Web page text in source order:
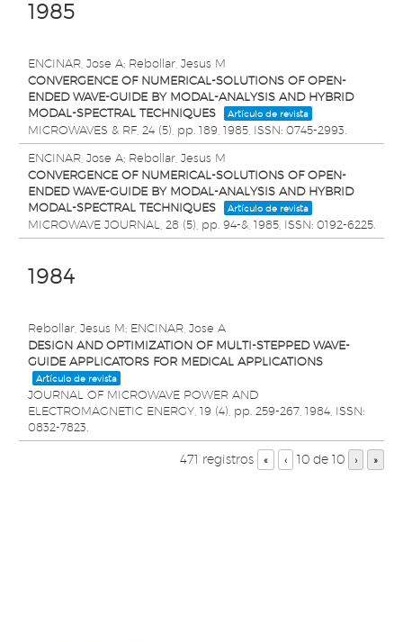
1985
ENCINAR, Jose A; Rebollar, Jesus M
CONVERGENCE OF NUMERICAL-SOLUTIONS OF OPEN-
ENDED WAVE-GUIDE BY MODAL-ANALYSIS AND HYBRID
MODAL-SPECTRAL TECHNIQUES
Artículo de revista
MICROWAVES & RF, 24 (5), pp. 189, 1985 ISSN: 0745-2993
ENCINAR, Jose A; Rebollar, Jesus M
CONVERGENCE OF NUMERICAL-SOLUTIONS OF OPEN-
ENDED WAVE-GUIDE BY MODAL-ANALYSIS AND HYBRID
MODAL-SPECTRAL TECHNIQUES
Artículo de revista
MICROWAVE JOURNAL, 28 (5), pp. 94-&, 1985 ISSN: 0192-6225
1984
Rebollar, Jesus M; ENCINAR, Jose A
DESIGN AND OPTIMIZATION OF MULTI-STEPPED WAVE-
GUIDE APPLICATORS FOR MEDICAL APPLICATIONS
Artículo de revista
JOURNAL OF MICROWAVE POWER AND
ELECTROMAGNETIC ENERGY, 19 (4), pp. 259-267, 1984 ISSN:
0832-7823
471 registros « ‹ 10 de 10 › »